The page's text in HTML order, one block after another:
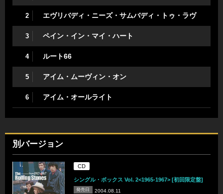
2 エヴリバディ・ニーズ・サムバディ・トゥ・ラヴ
3 ペイン・イン・マイ・ハート
4 ルート66
5 アイム・ムーヴィン・オン
6 アイム・オールライト
別バージョン
CD
シングル・ボックス Vol. 2<1965-1967> [初回限定盤]
発売日 2004.08.11